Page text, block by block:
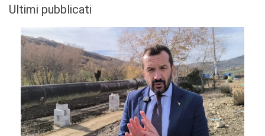
Ultimi pubblicati